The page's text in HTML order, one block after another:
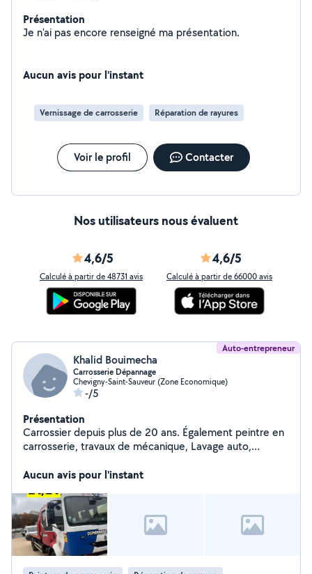
Présentation
Je n'ai pas encore renseigné ma présentation.
Aucun avis pour l'instant
Vernissage de carrosserie Réparation de rayures
Voir le profil Contacter
Nos utilisateurs nous évaluent
4,6/5
Calculé à partir de 48731 avis
4,6/5
Calculé à partir de 66000 avis
Auto-entrepreneur
Khalid Bouimecha
Carrosserie Dépannage
Chevigny-Saint-Sauveur (Zone Economique)
-/5
Présentation
Carrossier depuis plus de 20 ans. Également peintre en
carrosserie, travaux de mécanique, Lavage auto,
Remorquage.. N'hésiter pas dispo du lundi au samedi
Aucun avis pour l'instant